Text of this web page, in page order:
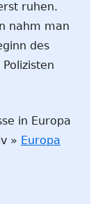
ruhen.
nahm man
des
in Europa
» Europa